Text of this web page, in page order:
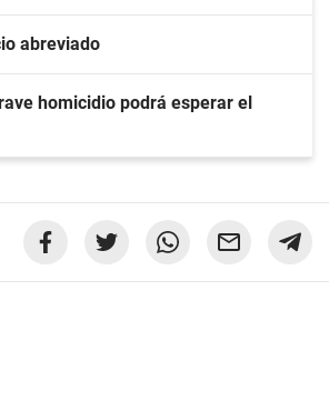
abreviado
homicidio podrá esperar el